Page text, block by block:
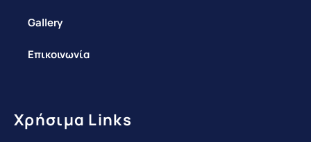
Gallery
Επικοινωνία
Χρήσιμα Links